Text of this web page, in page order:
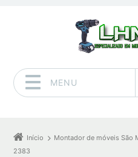
MENU
Início
Montador de móveis São
2383